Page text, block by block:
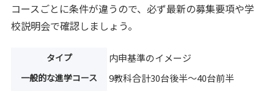
コースごとに条件が違うので、必ず最新の募集要項や学
校説明会で確認しましょう。
タイプ 内申基準のイメージ
一般的な進学コース 9教科合計30台後半〜40台前半